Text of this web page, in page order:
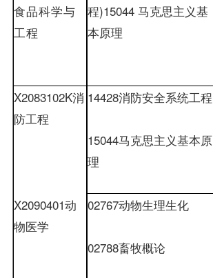
食品科学与
工程
程)15044 马克思主义基
本原理
X2083102K消
防工程
14428消防安全系统工程
15044马克思主义基本原
理
X2090401动
物医学
02767动物生理生化
02788畜牧概论